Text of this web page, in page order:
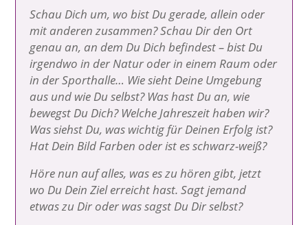
Schau Dich um, wo bist Du gerade, allein oder
mit anderen zusammen? Schau Dir den Ort
genau an, an dem Du Dich befindest – bist Du
irgendwo in der Natur oder in einem Raum oder
in der Sporthalle… Wie sieht Deine Umgebung
aus und wie Du selbst? Was hast Du an, wie
bewegst Du Dich? Welche Jahreszeit haben wir?
Was siehst Du, was wichtig für Deinen Erfolg ist?
Hat Dein Bild Farben oder ist es schwarz-weiß?
Höre nun auf alles, was es zu hören gibt, jetzt
wo Du Dein Ziel erreicht hast. Sagt jemand
etwas zu Dir oder was sagst Du Dir selbst?